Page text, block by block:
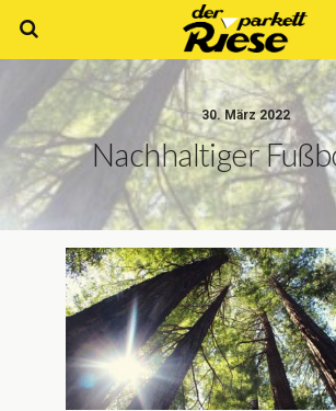
30. März 2022
Nachhaltiger